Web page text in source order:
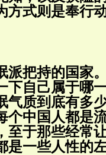
方式则是奉行
派把持的国家
下自己属于哪
气质到底有多
个中国人都是
至于那些经常
是一些人性的